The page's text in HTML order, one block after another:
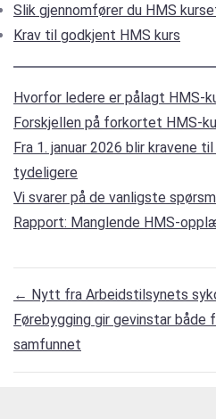
Slik gjennomfører du HMS
Krav til godkjent HMS kurs
Hvorfor ledere er pålagt HMS-
Forskjellen på forkortet HMS-
Fra 1. januar 2026 blir kravene
tydeligere
Vi svarer på de vanligste
Rapport: Manglende HMS-
← Nytt fra Arbeidstilsynets
Førebygging gir gevinstar både
samfunnet